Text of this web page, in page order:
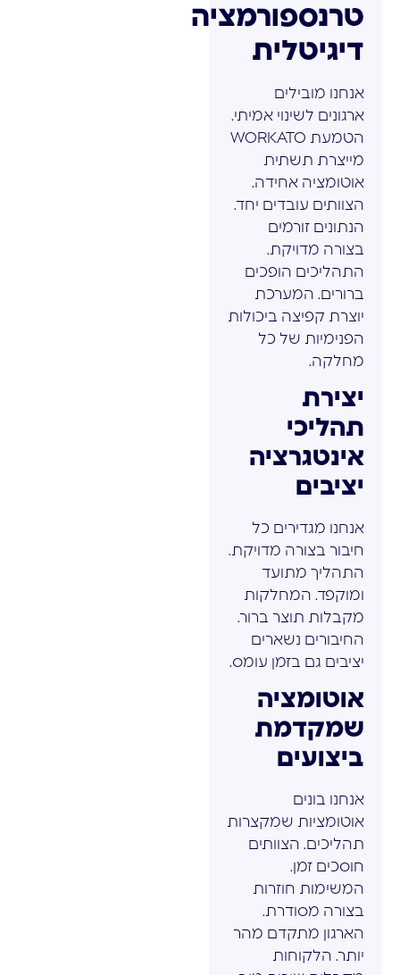
טרנספורמציה
דיגיטלית
אנחנו מובילים
ארגונים לשינוי אמיתי.
הטמעת WORKATO
מייצרת תשתית
אוטומציה אחידה.
הצוותים עובדים יחד.
הנתונים זורמים
בצורה מדויקת.
התהליכים הופכים
ברורים. המערכת
יוצרת קפיצה ביכולות
הפנימיות של כל
מחלקה.
יצירת
תהליכי
אינטגרציה
יציבים
אנחנו מגדירים כל
חיבור בצורה מדויקת.
התהליך מתועד
ומוקפד. המחלקות
מקבלות תוצר ברור.
החיבורים נשארים
יציבים גם בזמן עומס.
אוטומציה
שמקדמת
ביצועים
אנחנו בונים
אוטומציות שמקצרות
תהליכים. הצוותים
חוסכים זמן.
המשימות חוזרות
בצורה מסודרת.
הארגון מתקדם מהר
יותר. הלקוחות